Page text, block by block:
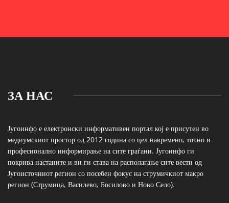
ЗА НАС
Југоинфо е електронски информативен портал кој е присутен во
медиумскиот простор од 2012 година со цел навремено, точно и
професионално информирање на сите граѓани. Југоинфо ги
покрива настаните и ви ги става на располагање сите вести од
Југоисточниот регион со посебен фокус на струмичкиот макро
регион (Струмица, Василево, Босилово и Ново Село).